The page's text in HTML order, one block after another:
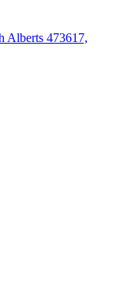
Alberts 473617,